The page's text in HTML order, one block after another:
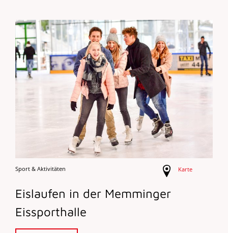
Sport & Aktivitäten Karte
Eislaufen in der Memminger
Eissporthalle